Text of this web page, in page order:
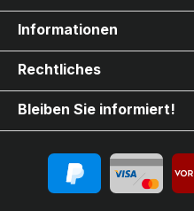
Informationen
Rechtliches
Bleiben Sie informiert!